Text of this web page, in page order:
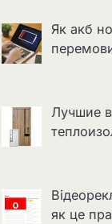
Як акб
Лучшие
як це